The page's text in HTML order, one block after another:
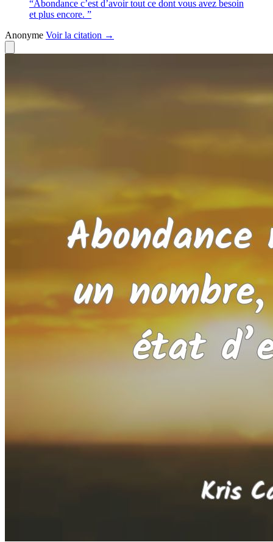
“Abondance c’est d’avoir tout ce dont vous avez besoin
et plus encore. ”
Anonyme Voirla citation →